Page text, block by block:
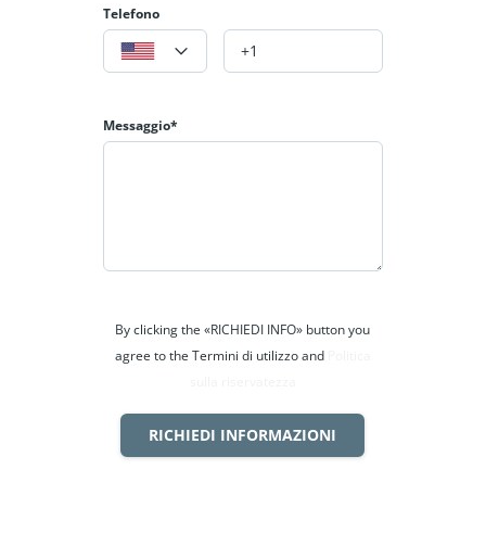
Telefono
Messaggio*
By clicking the «RICHIEDI INFO» button you
agree to the Termini di utilizzo and
RICHIEDI INFORMAZIONI